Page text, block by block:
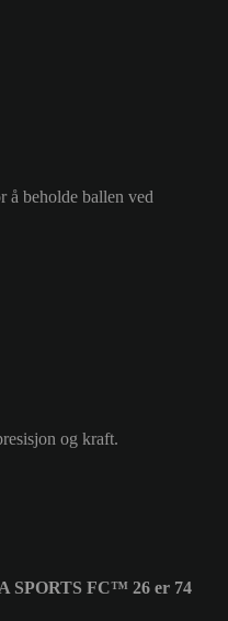
å beholde ballen ved
og kraft.
SPORTS FC™ 26 er 74